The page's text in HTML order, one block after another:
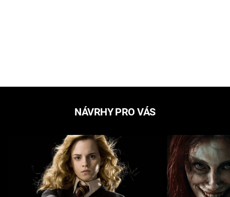
NÁVRHY PRO VÁS